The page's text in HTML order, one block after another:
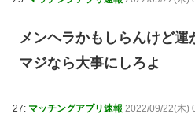
メンヘラかもしらんけど運
マジなら大事にしろよ
27: マッチングアプリ速報 2022/09/22(木)